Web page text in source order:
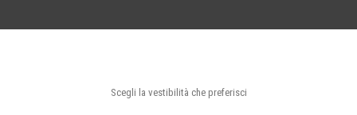
Scegli la vestibilità che preferisci